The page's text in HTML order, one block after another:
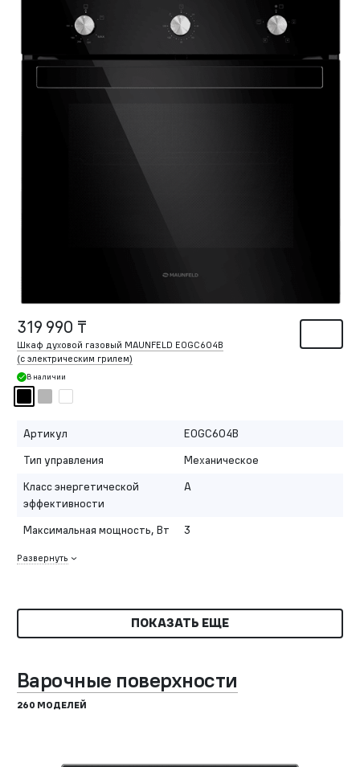
319 990 ₸
Шкаф духовой газовый MAUNFELD EOGC604B
(с электрическим грилем)
В наличии
Артикул
EOGC604B
Тип управления
Механическое
Класс энергетической
эффективности
A
Максимальная мощность, Вт 3
Развернуть
ПОКАЗАТЬ ЕЩЕ
Варочные поверхности
260 МОДЕЛЕЙ